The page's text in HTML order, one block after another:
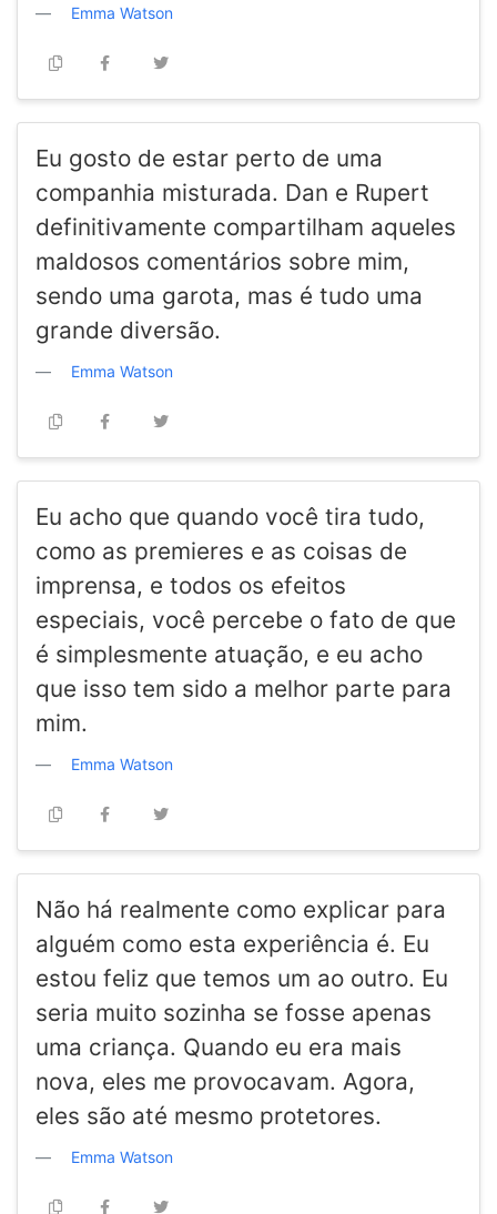
Emma Watson
Eu gosto de estar perto de uma
companhia misturada. Dan e Rupert
definitivamente compartilham aqueles
maldosos comentários sobre mim,
sendo uma garota, mas é tudo uma
grande diversão.
Emma Watson
Eu acho que quando você tira tudo,
como as premieres e as coisas de
imprensa, e todos os efeitos
especiais, você percebe o fato de que
é simplesmente atuação, e eu acho
que isso tem sido a melhor parte para
mim.
Emma Watson
Não há realmente como explicar para
alguém como esta experiência é. Eu
estou feliz que temos um ao outro. Eu
seria muito sozinha se fosse apenas
uma criança. Quando eu era mais
nova, eles me provocavam. Agora,
eles são até mesmo protetores.
Emma Watson